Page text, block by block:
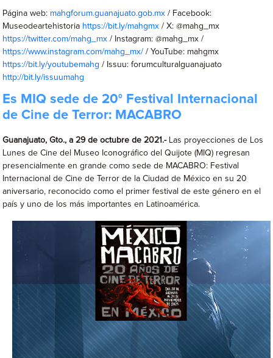
Página web: mahgforum.guanajuato.gob.mx / Facebook:
Museodeartehistoria https://bit.ly/mahgmx / X: @mahg_mx
https://twitter.com/mahg_mx / Instagram: @mahg_mx /
https://www.instagram.com/mahg_mx/ / YouTube: mahgmx
https://bit.ly/youtubemahg / Issuu: forumculturalguanajuato
http://bit.ly/issuumahg
Es MIQ sede de 20° Festival Internacional
de Cine de Terror: MACABRO
Guanajuato, Gto., a 29 de octubre de 2021.-Las proyecciones de Los
Lunes de Cine del Museo Iconográfico del Quijote (MIQ) regresan
presencialmente en grande como sede de MACABRO: Festival
Internacional de Cine de Terror de la Ciudad de México en su 20
aniversario, reconocido como el primer festival de este género en el
país y uno de los más importantes en Latinoamérica.